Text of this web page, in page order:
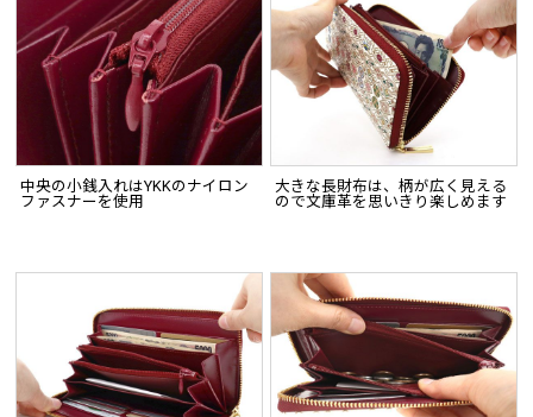
中央の小銭入れはYKKのナイロン
ファスナーを使用
大きな長財布は、柄が広く見える
ので文庫革を思いきり楽しめます